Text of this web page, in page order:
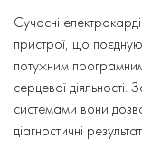
Сучасні
пристрої, що
потужним
серцевої діяльності.
системами вони
діагностичні